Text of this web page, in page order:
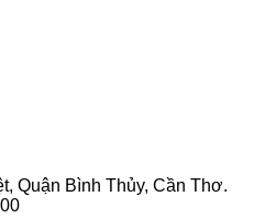
Quận Bình Thủy, Cần Thơ.